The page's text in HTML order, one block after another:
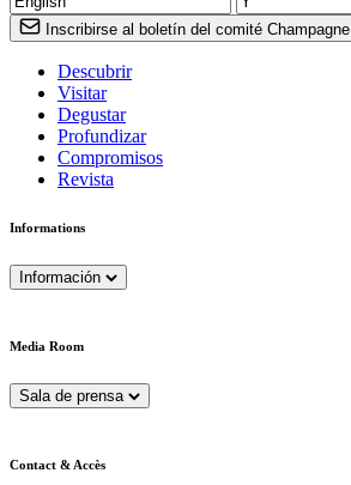
Inscribirse al boletín del comité Champagne
Descubrir
Visitar
Degustar
Profundizar
Compromisos
Revista
Informations
Información
Media Room
Sala de prensa
Contact & Accès